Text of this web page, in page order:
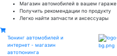
Магазин автомобилей в вашем гараже
Получить рекомендации по продукту
Легко найти запчасти и аксессуары
Тюнинг автомобилей и
интернет - магазин
автотюнинга